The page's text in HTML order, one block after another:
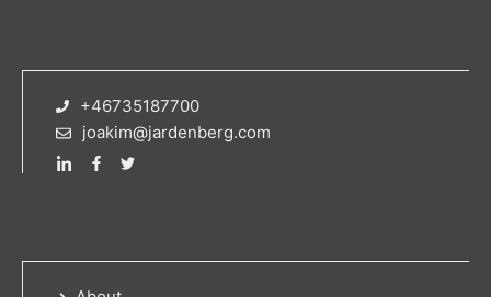
+46735187700
joakim@jardenberg.com